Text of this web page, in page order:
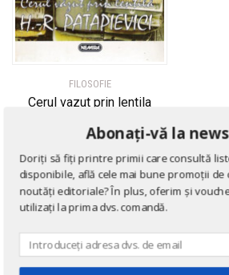
FILOSOFIE
Cerul vazut prin lentila
H.R. Patapievici
Abonați-vă la
Doriți să fiți printre primii care consultă
disponibile, află cele mai bune promoții de
noutăți editoriale? În plus, oferim și
utilizați la prima dvs. comandă.